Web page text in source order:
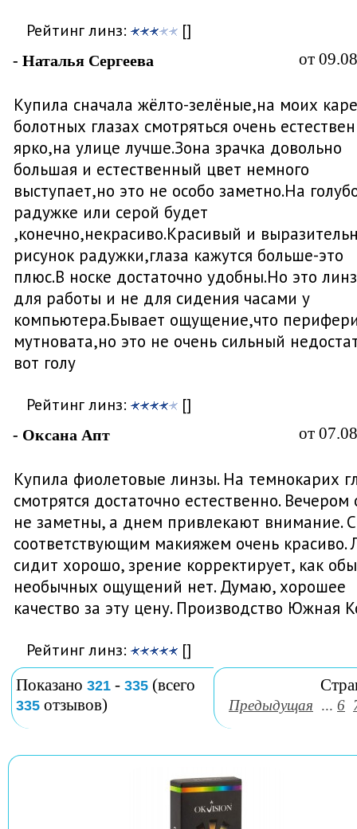
Рейтинг линз: []
- Наталья Сергеева от
Купила сначала жёлто-зелёные,на моих
болотных глазах смотряться очень
ярко,на улице лучше.Зона зрачка довольно
большая и естественный цвет немного
выступает,но это не особо заметно.На
радужке или серой будет
,конечно,некрасиво.Красивый и
рисунок радужки,глаза кажутся больше-это
плюс.В носке достаточно удобны.Но это
для работы и не для сидения часами у
компьютера.Бывает ощущение,что
мутновата,но это не очень сильный
вот голу
Рейтинг линз: []
- Оксана Апт от
Купила фиолетовые линзы. На темнокарих
смотрятся достаточно естественно. Вечером
не заметны, а днем привлекают внимание. С
соответствующим макияжем очень красиво.
сидит хорошо, зрение корректирует, как
необычных ощущений нет. Думаю, хорошее
качество за эту цену. Производство Южная
Рейтинг линз: []
Показано 321 - 335 (всего
335 отзывов) Предыдущая ... 6